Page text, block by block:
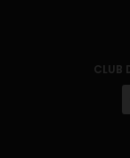
CLUB